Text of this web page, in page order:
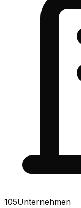
105Unternehmen